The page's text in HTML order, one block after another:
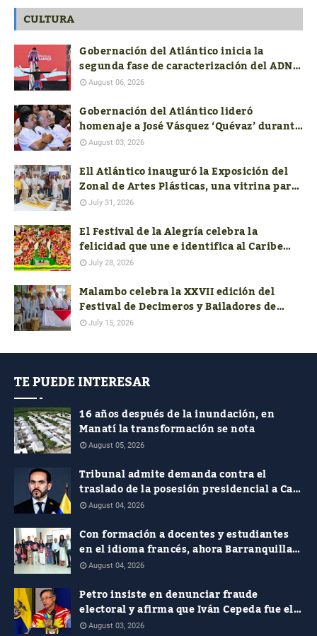
CULTURA
Gobernación del Atlántico inicia la
segunda fase de caracterización del ADN
Cultural
August 06, 2026
Gobernación del Atlántico lideró
homenaje a José Vásquez ‘Quévaz’ durante
la presentación del libro de Alcides
August 03, 2026
Ell Atlántico inauguró la Exposición del
Zonal de Artes Plásticas, una vitrina para
el talento artístico del departamento
July 31, 2026
El Festival de la Alegría celebra la
felicidad que une e identifica al Caribe
colombiano
July 28, 2026
Malambo celebra la XXVII edición del
Festival de Decimeros y Bailadores de
Cumbia de la Región Caribe
July 15, 2026
TE PUEDE INTERESAR
16 años después de la inundación, en
Manatí la transformación se nota
August 05, 2026
Tribunal admite demanda contra el
traslado de la posesión presidencial a Cali
y pide soportes jurídicos, presupuestales
August 04, 2026
Con formación a docentes y estudiantes
en el idioma francés, ahora Barranquilla
le apuesta al plurilingüismo
August 04, 2026
Petro insiste en denunciar fraude
electoral y afirma que Iván Cepeda fue el
verdadero ganador de las presidenciales
August 03, 2026